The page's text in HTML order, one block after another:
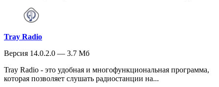
Tray Radio
Версия 14.0.2.0 — 3.7 Мб
Tray Radio - это удобная и многофункциональная программа,
которая позволяет слушать радиостанции на...